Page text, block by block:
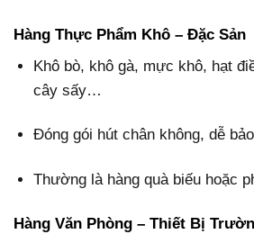
Hàng Thực Phẩm Khô – Đặc Sản
Khô bò, khô gà, mực khô, hạt
cây sấy…
Đóng gói hút chân không, dễ
Thường là hàng quà biếu hoặc
Hàng Văn Phòng – Thiết Bị